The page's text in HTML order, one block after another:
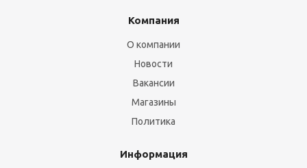
Компания
О компании
Новости
Вакансии
Магазины
Политика
Информация